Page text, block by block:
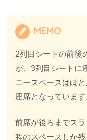
MEMO
2列目シートの前後
が、3列目シートに
ニースペースはほ
座席となっています
前席が後ろまでス
程のスペースしか